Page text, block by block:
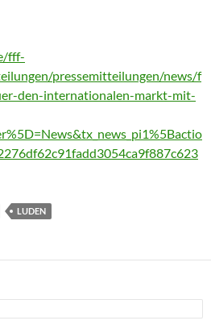
fff-
pressemitteilungen/news/f
den-internationalen-markt-mit-
LUDEN